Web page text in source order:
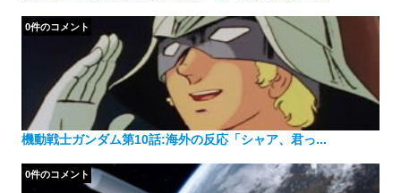
機動戦士ガンダム第10話:海外の反応「シャア、君っ...
0件のコメント
0件のコメント